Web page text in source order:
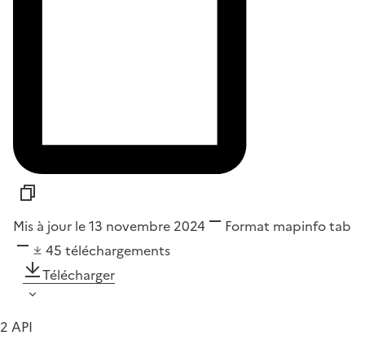
Mis à jour le 13 novembre 2024 Format mapinfo tab
45 téléchargements
Télécharger
2 API